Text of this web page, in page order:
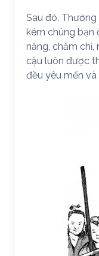
Sau đó,
kém chúng bạn
năng, chăm chỉ,
cậu luôn được
đều yêu mến